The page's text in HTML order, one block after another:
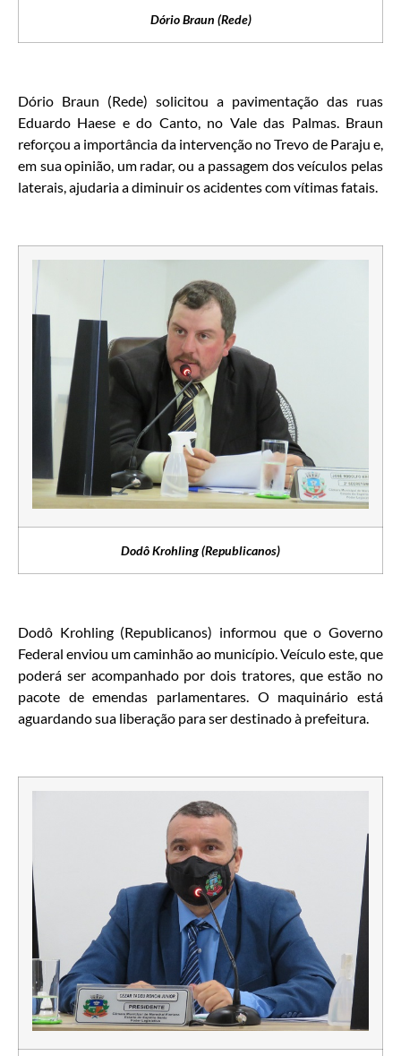
Dório Braun (Rede)
Dório Braun (Rede) solicitou a pavimentação das ruas
Eduardo Haese e do Canto, no Vale das Palmas. Braun
reforçou a importância da intervenção no Trevo de Paraju e,
em sua opinião, um radar, ou a passagem dos veículos pelas
laterais, ajudaria a diminuir os acidentes com vítimas fatais.
Dodô Krohling (Republicanos)
Dodô Krohling (Republicanos) informou que o Governo
Federal enviou um caminhão ao município. Veículo este, que
poderá ser acompanhado por dois tratores, que estão no
pacote de emendas parlamentares. O maquinário está
aguardando sua liberação para ser destinado à prefeitura.